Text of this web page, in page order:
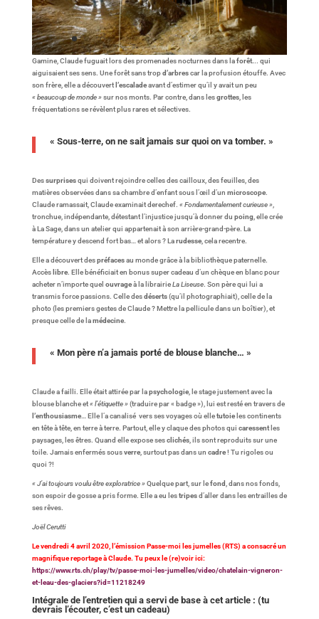
Gamine, Claude fuguait lors des promenades nocturnes dans laforêt... qui
aiguisaient ses sens. Une forêt sans tropd’arbrescar la profusion étouffe. Avec
son frère, elle a découvertl’escaladeavant d’estimer qu’il y avait un peu
« beaucoup de monde » sur nos monts. Par contre, dans lesgrottes, les
fréquentations se révèlent plus rares et sélectives.
« Sous-terre, on ne sait jamais sur quoi on va tomber. »
Dessurprisesqui doivent rejoindre celles des cailloux, des feuilles, des
matières observées dans sa chambre d’enfant sous l’œil d’un microscope.
Claude ramassait, Claude examinait derechef. « Fondamentalement curieuse »
tronchue, indépendante, détestant l’injustice jusqu’à donner du poing, elle crée
à La Sage, dans un atelier qui appartenait à son arrière-grand-père. La
température y descend fort bas… et alors ? Larudesse, cela recentre.
Elle a découvert despréfacesau monde grâce à la bibliothèque paternelle.
Accès libre. Elle bénéficiait en bonus super cadeau d’un chèque en blanc pour
acheter n’importe quel ouvrageà la librairieLa Liseuse. Son père qui lui a
transmis force passions. Celle desdéserts(qu’il photographiait), celle de la
photo (les premiers gestes de Claude ? Mettre la pellicule dans un boîtier), et
presque celle de lamédecine.
« Mon père n’a jamais porté de blouse blanche… »
Claude a failli. Elle était attirée par lapsychologie, le stage justement avec la
blouse blanche et« l’étiquette » (traduire par « badge »), lui est resté en travers de
l’enthousiasme… Elle l’a canalisé vers ses voyages où elletutoieles continents
en tête à tête, en terre à terre. Partout, elle y claque des photos qui caressentles
paysages, les êtres. Quand elle expose sesclichés, ils sont reproduits sur une
toile. Jamais enfermés sousverre, surtout pas dans un cadre! Tu rigoles ou
quoi ?!
« J’ai toujours voulu être exploratrice » Quelque part, sur lefond , dans nos fonds,
son espoir de gosse a pris forme. Elle a eu lestripesd’aller dans les entrailles de
ses rêves.
Joël Cerutti
Le vendredi 4 avril 2020, l’émission Passe-moi les jumelles (RTS) a consacré un
magnifique reportage à Claude. Tu peux le (re)voir ici:
https://www.rts.ch/play/tv/passe-moi-les-jumelles/video/chatelain-vigneron-
et-leau-des-glaciers?id=11218249
Intégrale de l’entretien qui a servi de base à cet article : (tu
devrais l’écouter, c’est un cadeau)